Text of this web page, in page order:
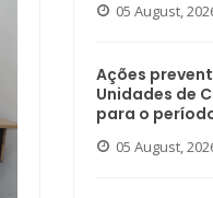
05 August,
Ações
Unidades de
para o
05 August,